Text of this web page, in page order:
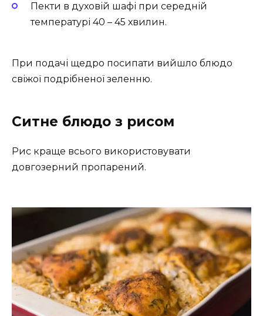
Пекти в духовій шафі при середній
температурі 40 – 45 хвилин.
При подачі щедро посипати вийшло блюдо
свіжої подрібненої зеленню.
Ситне блюдо з рисом
Рис краще всього використовувати
довгозерний пропарений.